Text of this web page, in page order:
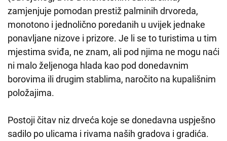
zamjenjuje pomodan prestiž palminih drvoreda,
monotono i jednolično poredanih u uvijek jednake
ponavljane nizove i prizore. Je li se to turistima u tim
mjestima sviđa, ne znam, ali pod njima ne mogu naći
ni malo željenoga hlada kao pod donedavnim
borovima ili drugim stablima, naročito na kupališnim
položajima.
Postoji čitav niz drveća koje se donedavna uspješno
sadilo po ulicama i rivama naših gradova i gradića.